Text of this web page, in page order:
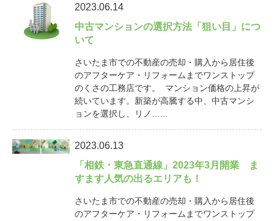
2023.06.14
中古マンションの選択方法「狙い目」につ
いて
さいたま市での不動産の売却・購入から居住後
のアフターケア・リフォームまでワンストップ
のくさの工務店です。 マンション価格の上昇が
続いています。新築が高騰する中、中古マンシ
ョンを選択し、リノ…...
2023.06.13
「相鉄・東急直通線」2023年3月開業 ま
すます人気の出るエリアも！
さいたま市での不動産の売却・購入から居住後
のアフターケア・リフォームまでワンストップ